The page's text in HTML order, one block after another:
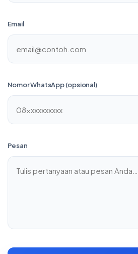
Email
Nomor WhatsApp (opsional)
Pesan